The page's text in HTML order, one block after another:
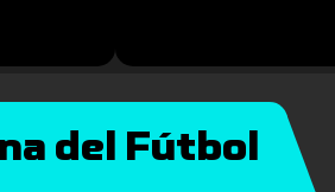
del Fútbol